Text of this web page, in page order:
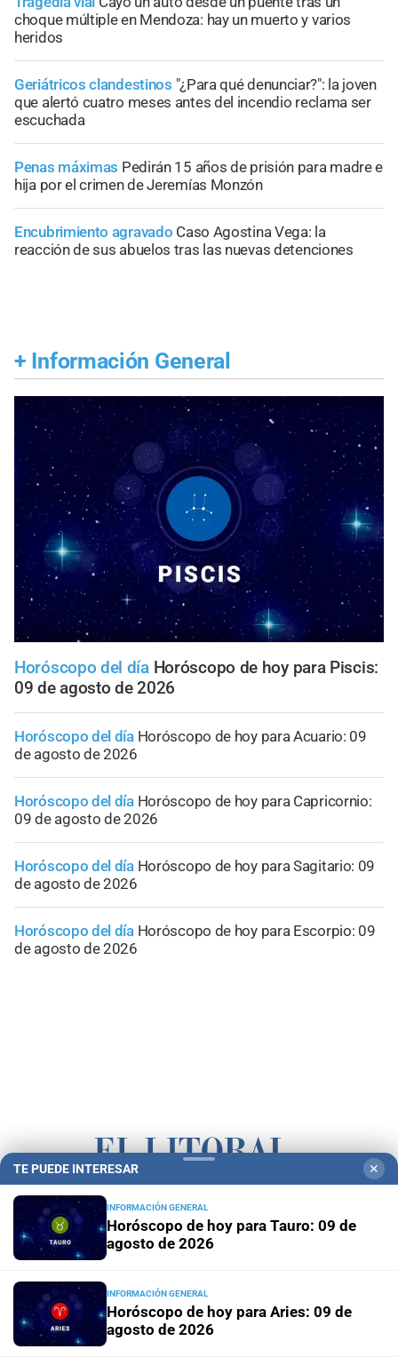
choque múltiple en Mendoza: hay un muerto y varios
heridos
Geriátricos clandestinos "¿Para qué denunciar?": la joven
que alertó cuatro meses antes del incendio reclama ser
escuchada
Penas máximas Pedirán 15 años de prisión para madre e
hija por el crimen de Jeremías Monzón
Encubrimiento agravado Caso Agostina Vega: la
reacción de sus abuelos tras las nuevas detenciones
+ Información General
Horóscopo del día Horóscopo de hoy para Piscis:
09 de agosto de 2026
Horóscopo del día Horóscopo de hoy para Acuario: 09
de agosto de 2026
Horóscopo del día Horóscopo de hoy para Capricornio:
09 de agosto de 2026
Horóscopo del día Horóscopo de hoy para Sagitario: 09
de agosto de 2026
Horóscopo del día Horóscopo de hoy para Escorpio: 09
de agosto de 2026
Campolitoral Revista Nosotros
Podcasts Mirador Provincial VivíMejor SF Puerto Negocios
TE PUEDE INTERESAR ✕
INFORMACIÓN GENERAL
Horóscopo de hoy para Tauro: 09 de
agosto de 2026
INFORMACIÓN GENERAL
Horóscopo de hoy para Aries: 09 de
agosto de 2026